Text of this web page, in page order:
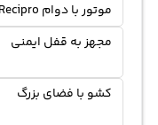
موتور با دوام Recipro
مجهز به قفل ایمنی
کشو با فضای بزرگ